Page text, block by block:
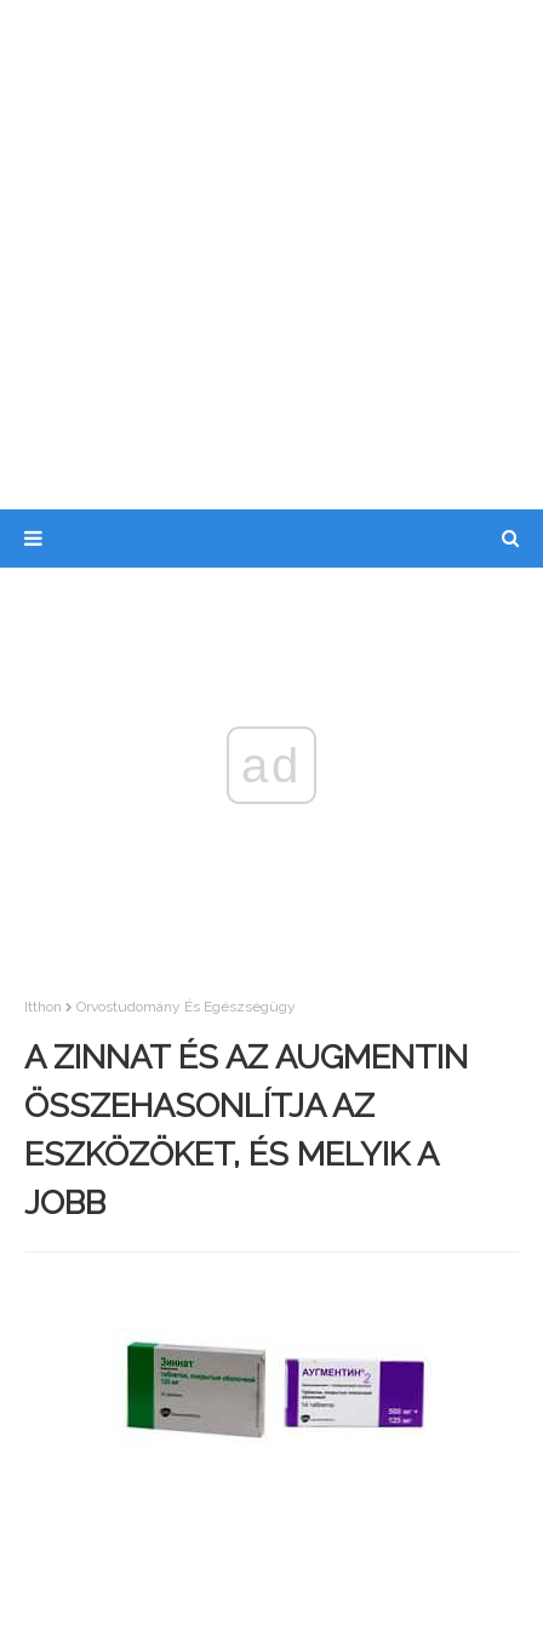
ad
Itthon Orvostudomány És Egészségügy
A ZINNAT ÉS AZ AUGMENTIN
ÖSSZEHASONLÍTJA AZ
ESZKÖZÖKET, ÉS MELYIK A
JOBB